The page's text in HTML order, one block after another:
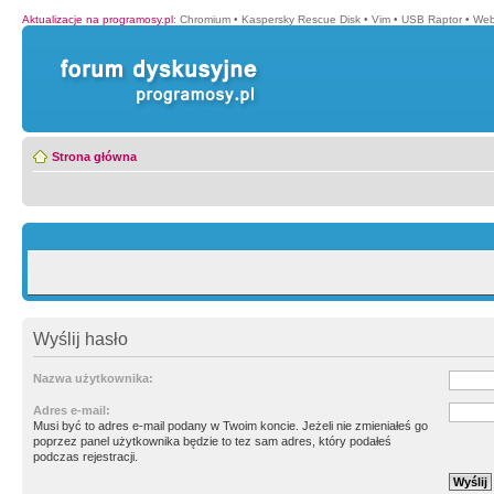
Aktualizacje na programosy.pl: Chromium • Kaspersky Rescue Disk • Vim • USB Raptor •
Strona główna
Wyślij hasło
Nazwa użytkownika:
Adres e-mail:
Musi być to adres e-mail podany w Twoim koncie. Jeżeli nie zmieniałeś go
poprzez panel użytkownika będzie to tez sam adres, który podałeś
podczas rejestracji.